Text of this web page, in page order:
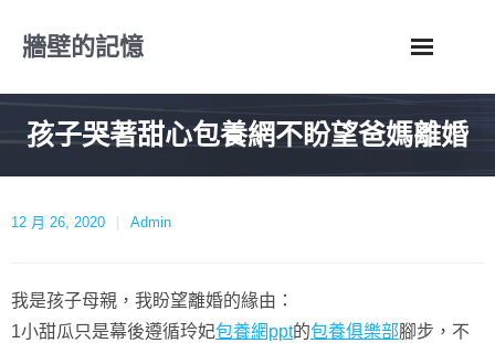
牆壁的記憶
孩子哭著甜心包養網不盼望爸媽離婚
12 月 26, 2020 Admin
我是孩子母親，我盼望離婚的緣由：
1小甜瓜只是幕後遵循玲妃包養網ppt的包養俱樂部腳步，不